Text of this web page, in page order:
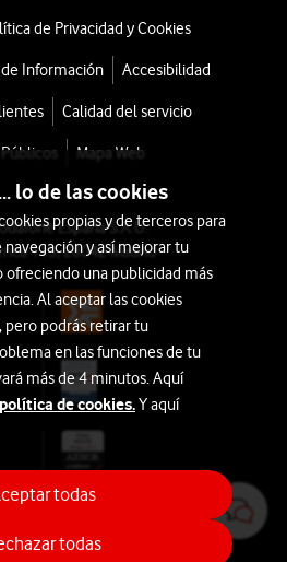
de Privacidad y Cookies
Información Accesibilidad
Calidad del servicio
Mapa Web
España S.A.U.
115, 28042 Madrid
lo de las cookies
propias y de terceros para
y así mejorar tu
ofreciendo una publicidad más
Al aceptar las cookies
pero podrás retirar tu
en las funciones de tu
más de 4 minutos. Aquí
de cookies.Y aquí
todas
todas